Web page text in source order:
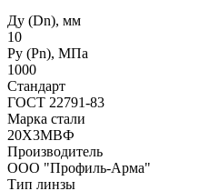
Ду (Dn), мм
10
Ру (Рn), МПа
1000
Стандарт
ГОСТ 22791-83
Марка стали
20Х3МВФ
Производитель
ООО "Профиль-Арма"
Тип линзы